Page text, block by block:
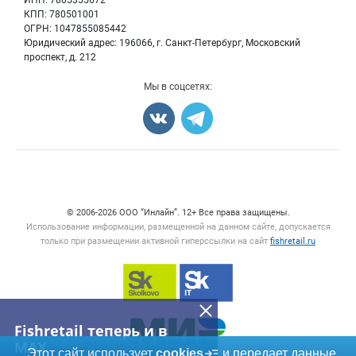
Fishretail теперь и в
MAX
КПП: 780501001
ОГРН: 1047855085442
Юридический адрес: 196066, г. Санкт-Петербург, Московский
проспект, д. 212
Блог
Мы в соцсетях:
© 2006‑2026 ООО “Инлайн”. 12+ Все права защищены.
Использование информации, размещенной на данном сайте, допускается
только при размещении активной гиперссылки на сайт fishretail.ru
Этот сайт использует cookies и передает данные